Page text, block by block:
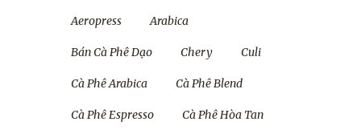
Aeropress Arabica
Bán Cà Phê Dạo Chery Culi
Cà Phê Arabica Cà Phê Blend
Cà Phê Espresso Cà Phê Hòa Tan